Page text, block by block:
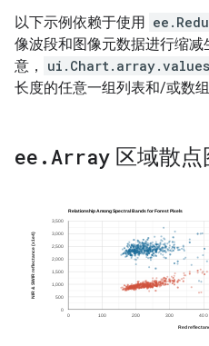
以下示例依赖于使用
像波段和图像元数据进行缩
意，
ui.Chart.array.values
长度的任意一组列表和/或数组
ee .Array 区域散点